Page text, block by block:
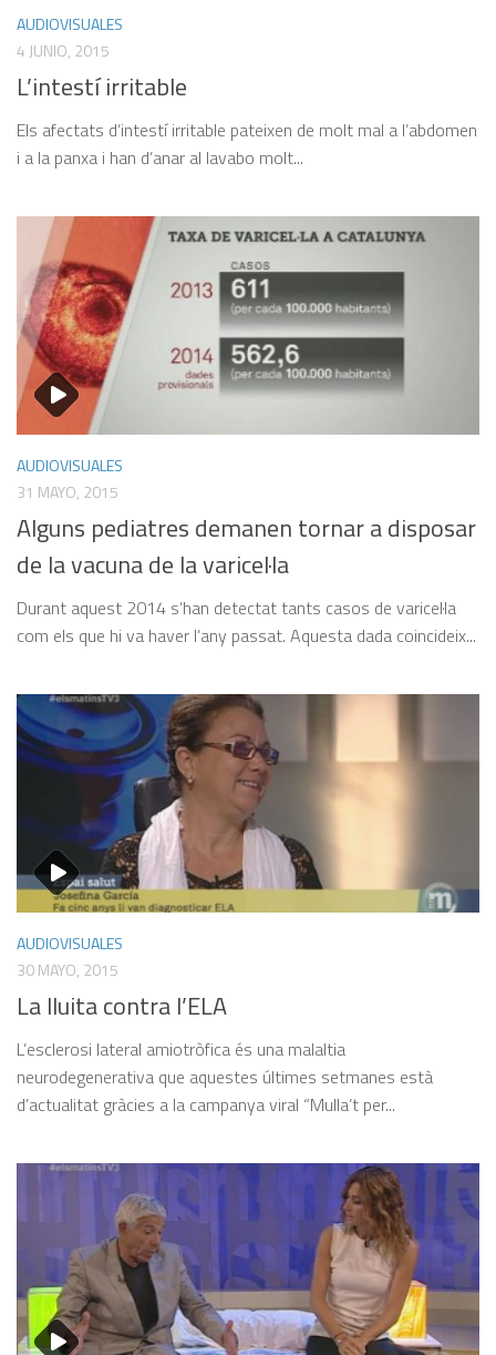
AUDIOVISUALES
4 JUNIO, 2015
L’intestí irritable
Els afectats d’intestí irritable pateixen de molt mal a l’abdomen
i a la panxa i han d’anar al lavabo molt...
AUDIOVISUALES
31 MAYO, 2015
Alguns pediatres demanen tornar a disposar
de la vacuna de la varicel·la
Durant aquest 2014 s’han detectat tants casos de varicel·la
com els que hi va haver l’any passat. Aquesta dada coincideix...
AUDIOVISUALES
30 MAYO, 2015
La lluita contra l’ELA
L’esclerosi lateral amiotròfica és una malaltia
neurodegenerativa que aquestes últimes setmanes està
d’actualitat gràcies a la campanya viral “Mulla’t per...